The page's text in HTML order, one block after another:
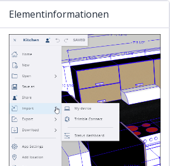
Artikel Beschreibung
Elementinformationen